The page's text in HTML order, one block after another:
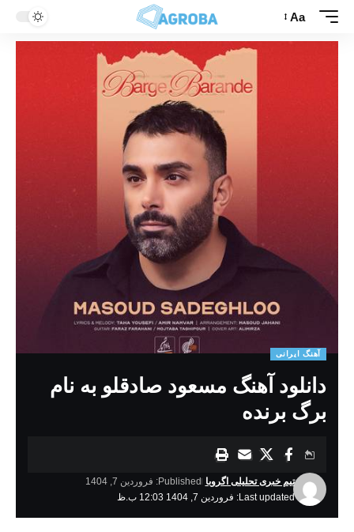
Aa
آهنگ ایرانی
دانلود آهنگ مسعود صادقلو به نام
برگ برنده
Last updated: فروردین 7, 1404 12:03 ب.ظ
تیم خبری تحلیلی اگروبا Published: فروردین 7, 1404